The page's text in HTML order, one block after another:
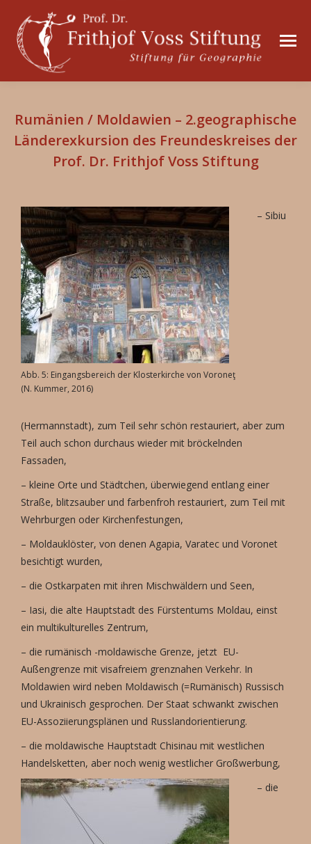
Rumänien / Moldawien – 2.geographische
Länderexkursion des Freundeskreises der
Prof. Dr. Frithjof Voss Stiftung
Abb. 5: Eingangsbereich der Klosterkirche von Voroneţ
(N. Kummer, 2016)
– Sibiu
(Hermannstadt), zum Teil sehr schön restauriert, aber zum
Teil auch schon durchaus wieder mit bröckelnden
Fassaden,
– kleine Orte und Städtchen, überwiegend entlang einer
Straße, blitzsauber und farbenfroh restauriert, zum Teil mit
Wehrburgen oder Kirchenfestungen,
– Moldauklöster, von denen Agapia, Varatec und Voronet
besichtigt wurden,
– die Ostkarpaten mit ihren Mischwäldern und Seen,
– Iasi, die alte Hauptstadt des Fürstentums Moldau, einst
ein multikulturelles Zentrum,
– die rumänisch -moldawische Grenze, jetzt EU-
Außengrenze mit visafreiem grenznahen Verkehr. In
Moldawien wird neben Moldawisch (=Rumänisch) Russisch
und Ukrainisch gesprochen. Der Staat schwankt zwischen
EU-Assoziierungsplänen und Russlandorientierung.
– die moldawische Hauptstadt Chisinau mit westlichen
Handelsketten, aber noch wenig westlicher Großwerbung,
– die